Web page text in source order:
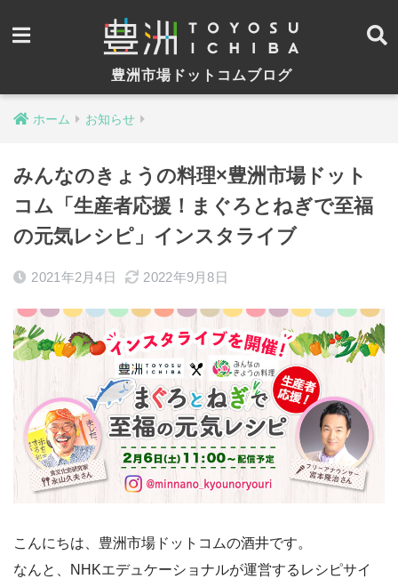
豊洲市場ドットコムブログ
ホーム お知らせ
みんなのきょうの料理×豊洲市場ドット
コム「生産者応援！まぐろとねぎで至福
の元気レシピ」インスタライブ
2021年2月4日 2022年9月8日
こんにちは、豊洲市場ドットコムの酒井です。
なんと、NHKエデュケーショナルが運営するレシピサイ